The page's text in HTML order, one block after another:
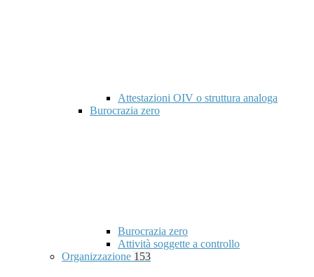
Attestazioni OIV o struttura analoga
Burocrazia zero
Burocrazia zero
Attività soggette a controllo
Organizzazione 153